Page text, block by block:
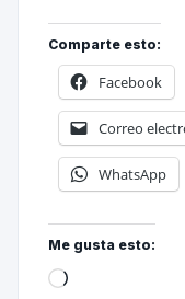
Comparte esto:
Facebook
Correo
WhatsApp
Me gusta esto: